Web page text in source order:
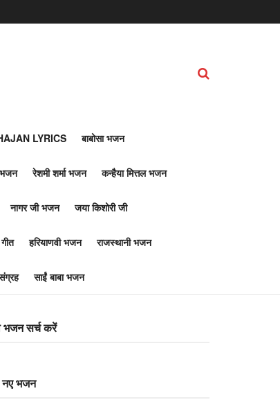
LYRICS बाबोसा भजन
भजन रेशमी शर्मा भजन कन्हैया मित्तल भजन
नागर जी भजन जया किशोरी जी
हरियाणवी भजन राजस्थानी भजन
साईं बाबा भजन
भजन सर्च करें
भजन